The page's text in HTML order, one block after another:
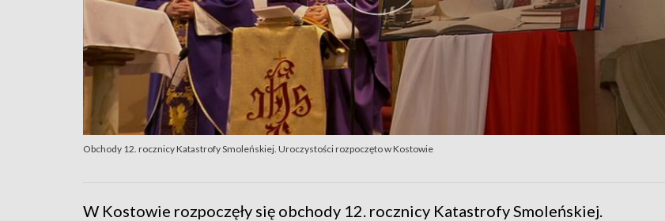
Obchody 12. rocznicy Katastrofy Smoleńskiej. Uroczystości rozpoczęto w Kostowie
W Kostowie rozpoczęły się obchody 12. rocznicy Katastrofy Smoleńskiej.